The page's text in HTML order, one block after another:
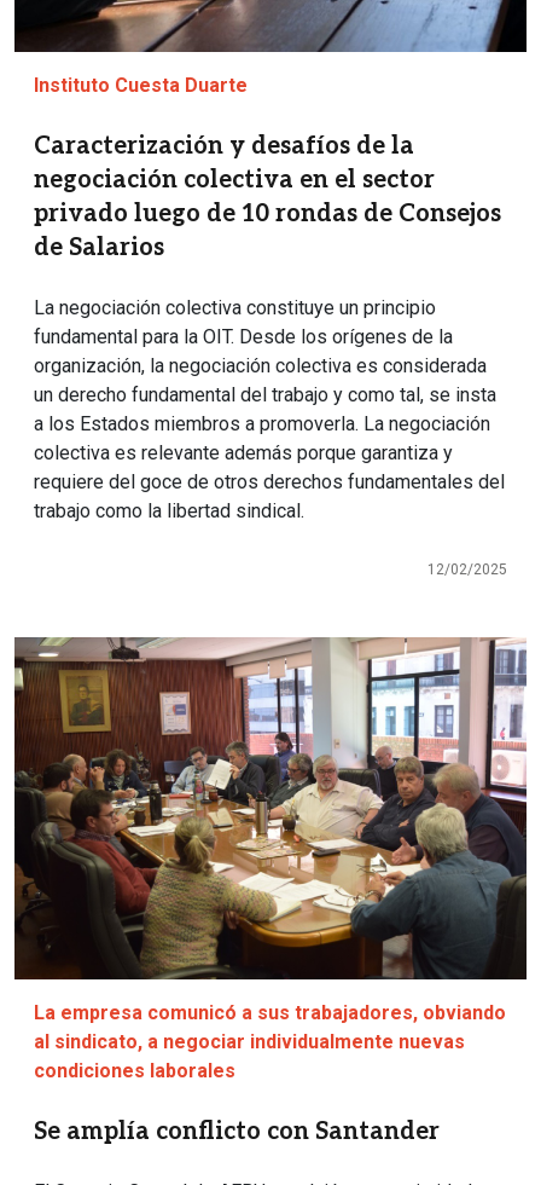
Instituto Cuesta Duarte
Caracterización y desafíos de la
negociación colectiva en el sector
privado luego de 10 rondas de Consejos
de Salarios
La negociación colectiva constituye un principio
fundamental para la OIT. Desde los orígenes de la
organización, la negociación colectiva es considerada
un derecho fundamental del trabajo y como tal, se insta
a los Estados miembros a promoverla. La negociación
colectiva es relevante además porque garantiza y
requiere del goce de otros derechos fundamentales del
trabajo como la libertad sindical.
12/02/2025
Imagen
La empresa comunicó a sus trabajadores, obviando
al sindicato, a negociar individualmente nuevas
condiciones laborales
Se amplía conflicto con Santander